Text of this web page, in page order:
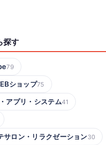
探す
79
ショップ75
アプリ・システム41
サロン・リラクゼーション30